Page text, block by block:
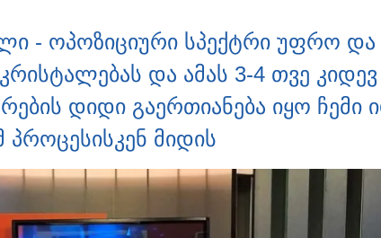
- ოპოზიციური სპექტრი უფრო
და ამას 3-4 თვე კიდევ
დიდი გაერთიანება იყო ჩემი
მიდის